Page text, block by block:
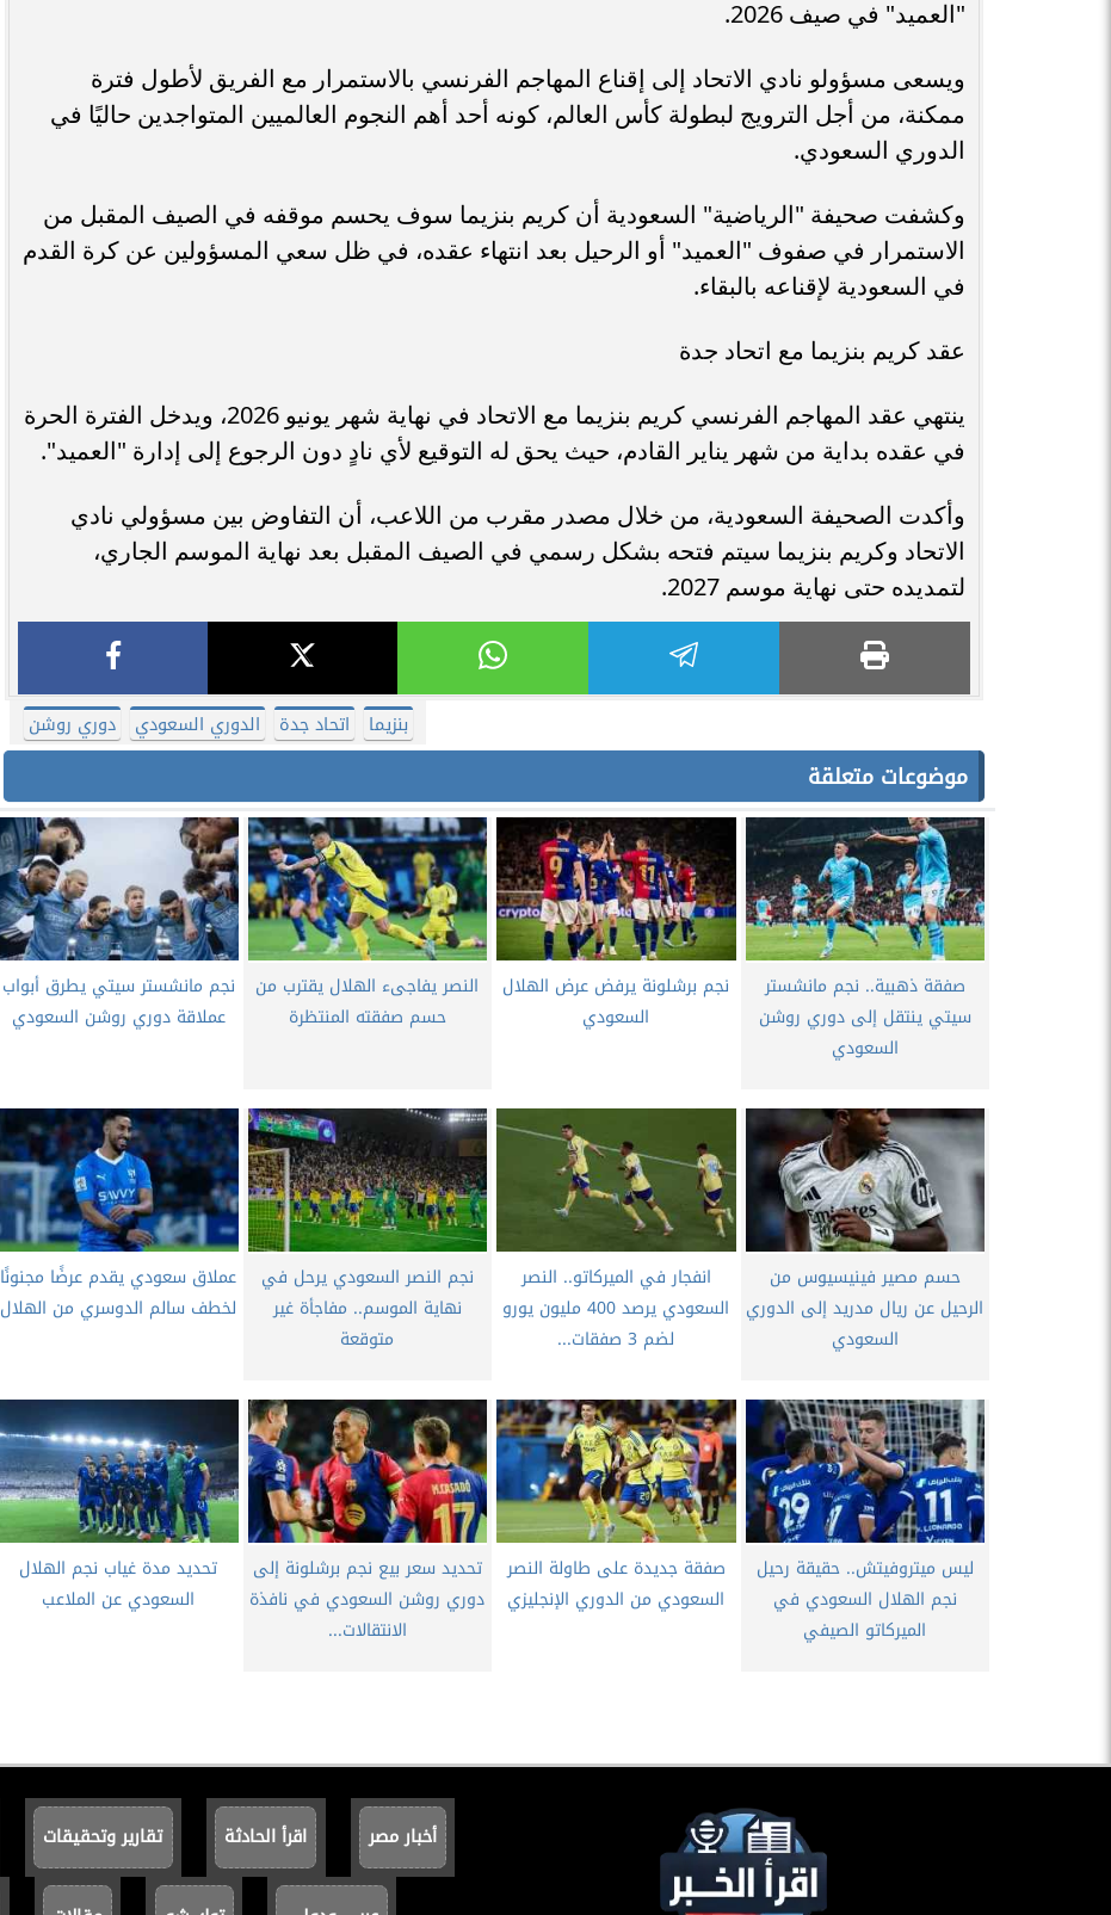
"العميد" في صيف 2026.
ويسعى مسؤولو نادي الاتحاد إلى إقناع المهاجم الفرنسي بالاستمرار مع الفريق لأطول فترة
ممكنة، من أجل الترويج لبطولة كأس العالم، كونه أحد أهم النجوم العالميين المتواجدين حاليًا في
الدوري السعودي.
وكشفت صحيفة "الرياضية" السعودية أن كريم بنزيما سوف يحسم موقفه في الصيف المقبل من
الاستمرار في صفوف "العميد" أو الرحيل بعد انتهاء عقده، في ظل سعي المسؤولين عن كرة القدم
في السعودية لإقناعه بالبقاء.
عقد كريم بنزيما مع اتحاد جدة
ينتهي عقد المهاجم الفرنسي كريم بنزيما مع الاتحاد في نهاية شهر يونيو 2026، ويدخل الفترة الحرة
في عقده بداية من شهر يناير القادم، حيث يحق له التوقيع لأي نادٍ دون الرجوع إلى إدارة "العميد".
وأكدت الصحيفة السعودية، من خلال مصدر مقرب من اللاعب، أن التفاوض بين مسؤولي نادي
الاتحاد وكريم بنزيما سيتم فتحه بشكل رسمي في الصيف المقبل بعد نهاية الموسم الجاري،
لتمديده حتى نهاية موسم 2027.
بنزيما اتحاد جدة الدوري السعودي دوري روشن
موضوعات متعلقة
صفقة ذهبية.. نجم مانشستر
سيتي ينتقل إلى دوري روشن
السعودي
نجم برشلونة يرفض عرض الهلال
السعودي
النصر يفاجىء الهلال يقترب من
حسم صفقته المنتظرة
نجم مانشستر سيتي يطرق أبواب
عملاقة دوري روشن السعودي
حسم مصير فينيسيوس من
الرحيل عن ريال مدريد إلى الدوري
السعودي
انفجار في الميركاتو.. النصر
السعودي يرصد 400 مليون يورو
لضم 3 صفقات...
نجم النصر السعودي يرحل في
نهاية الموسم.. مفاجأة غير
متوقعة
عملاق سعودي يقدم عرضًا مجنونًا
لخطف سالم الدوسري من الهلال
ليس ميتروفيتش.. حقيقة رحيل
نجم الهلال السعودي في
الميركاتو الصيفي
صفقة جديدة على طاولة النصر
السعودي من الدوري الإنجليزي
تحديد سعر بيع نجم برشلونة إلى
دوري روشن السعودي في نافذة
الانتقالات...
تحديد مدة غياب نجم الهلال
السعودي عن الملاعب
أخبار مصر اقرأ الحادثة تقارير وتحقيقات